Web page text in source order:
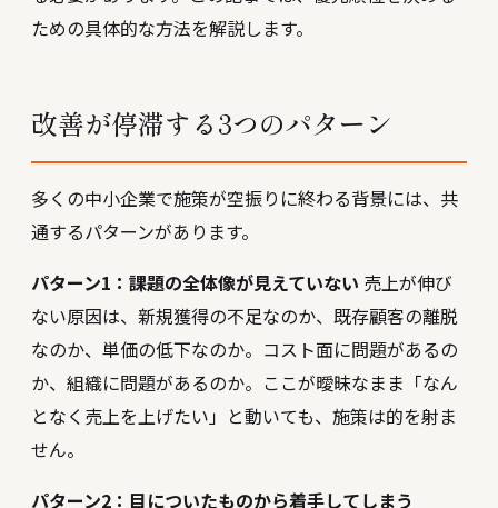
ための具体的な方法を解説します。
改善が停滞する3つのパターン
多くの中小企業で施策が空振りに終わる背景には、共
通するパターンがあります。
パターン1：課題の全体像が見えていない 売上が伸び
ない原因は、新規獲得の不足なのか、既存顧客の離脱
なのか、単価の低下なのか。コスト面に問題があるの
か、組織に問題があるのか。ここが曖昧なまま「なん
となく売上を上げたい」と動いても、施策は的を射ま
せん。
パターン2：目についたものから着手してしまう